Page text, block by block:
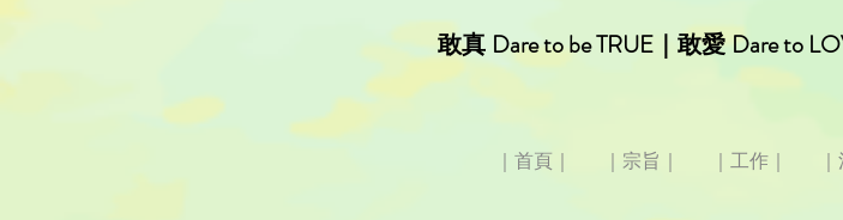
敢真 Dare to be TRUE｜敢愛 Dare to
｜首頁｜ ｜宗旨｜ ｜工作｜